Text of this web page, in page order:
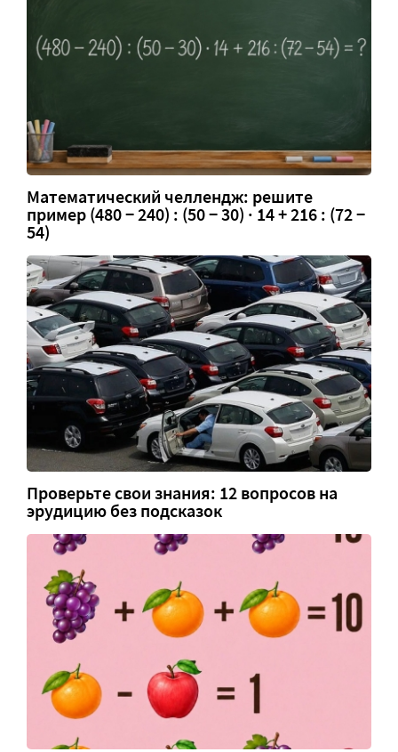
Математический челлендж: решите
пример (480 − 240) : (50 − 30) · 14 + 216 : (72 −
54)
Проверьте свои знания: 12 вопросов на
эрудицию без подсказок